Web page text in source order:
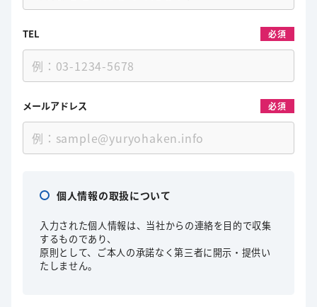
TEL 必須
メールアドレス 必須
個人情報の取扱について
入力された個人情報は、当社からの連絡を目的で収集
するものであり、
原則として、ご本人の承諾なく第三者に開示・提供い
たしません。